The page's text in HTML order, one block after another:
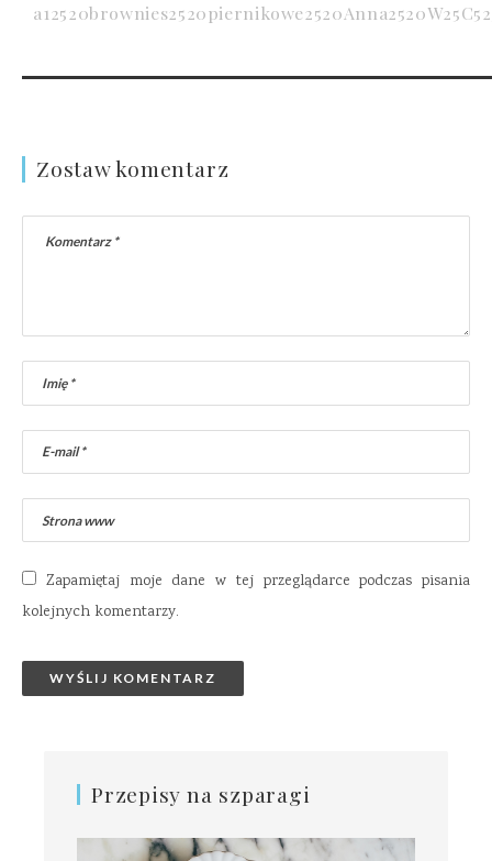
Zostaw komentarz
Zapamiętaj moje dane w tej przeglądarce podczas pisania
kolejnych komentarzy.
Przepisy na szparagi